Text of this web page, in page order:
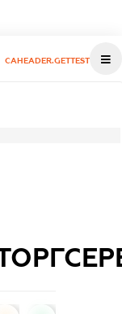
CAHEADER.GETTEST